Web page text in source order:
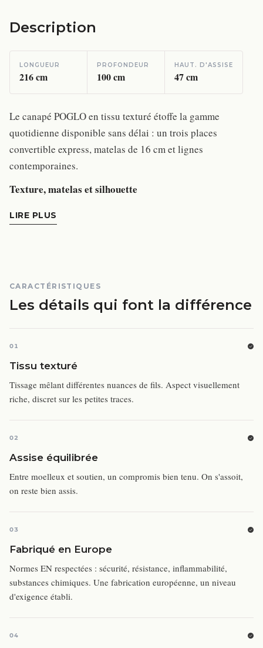
Description
LONGUEUR
216cm
PROFONDEUR
100cm
HAUT. D'ASSISE
47cm
Le canapé POGLO en tissu texturé étoffe la gamme
quotidienne disponible sans délai : un trois places
convertible express, matelas de 16 cm et lignes
contemporaines.
Texture, matelas et silhouette
LIRE PLUS
CARACTÉRISTIQUES
Les détails qui font la différence
01
Tissu texturé
Tissage mêlant différentes nuances de fils. Aspect visuellement
riche, discret sur les petites traces.
02
Assise équilibrée
Entre moelleux et soutien, un compromis bien tenu. On s'assoit,
on reste bien assis.
03
Fabriqué en Europe
Normes EN respectées : sécurité, résistance, inflammabilité,
substances chimiques. Une fabrication européenne, un niveau
d'exigence établi.
04